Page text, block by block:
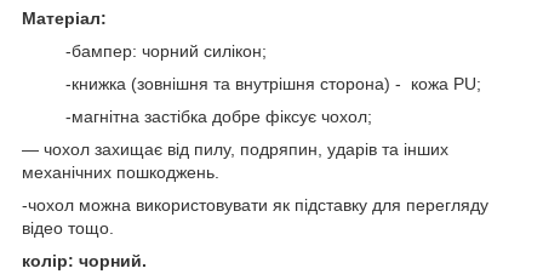
Матеріал:
-бампер: чорний силікон;
-книжка (зовнішня та внутрішня сторона) - кожа PU;
-магнітна застібка добре фіксує чохол;
— чохол захищає від пилу, подряпин, ударів та інших
механічних пошкоджень.
-чохол можна використовувати як підставку для перегляду
відео тощо.
колір: чорний.